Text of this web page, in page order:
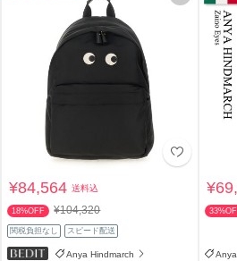
¥84,564送料込
18%OFF ¥104,320
関税負担なし スピード配送
Anya Hindmarch